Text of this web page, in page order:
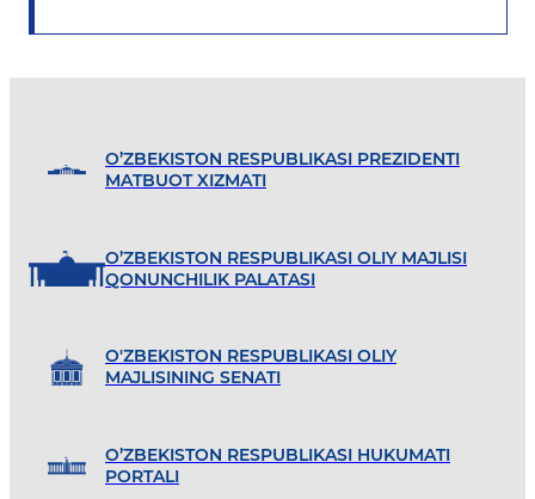
O’ZBEKISTON RESPUBLIKASI PREZIDENTI
MATBUOT XIZMATI
O’ZBEKISTON RESPUBLIKASI OLIY MAJLISI
QONUNCHILIK PALATASI
O'ZBEKISTON RESPUBLIKASI OLIY
MAJLISINING SENATI
O’ZBEKISTON RESPUBLIKASI HUKUMATI
PORTALI